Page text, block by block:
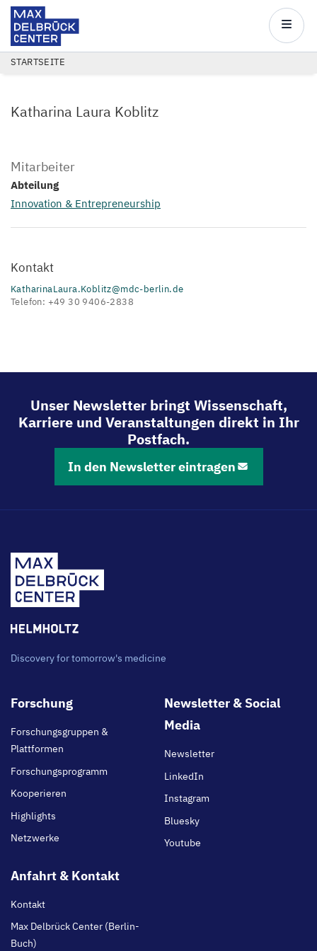
Direkt
Center
Main
PFADNAVIGATION
STARTSEITE
Katharina Laura Koblitz
Mitarbeiter
Abteilung
Innovation & Entrepreneurship
Kontakt
KatharinaLaura.Koblitz@mdc-berlin.de
Telefon: +49 30 9406-2838
Unser Newsletter bringt Wissenschaft,
Karriere und Veranstaltungen direkt in Ihr
Postfach.
In den Newsletter eintragen
Discovery for tomorrow's medicine
Footer
Forschung
Forschungsgruppen &
Plattformen
Forschungsprogramm
Kooperieren
Highlights
Netzwerke
Newsletter & Social
Media
Newsletter
LinkedIn
Instagram
Bluesky
Youtube
Anfahrt & Kontakt
Kontakt
Max Delbrück Center (Berlin-
Buch)